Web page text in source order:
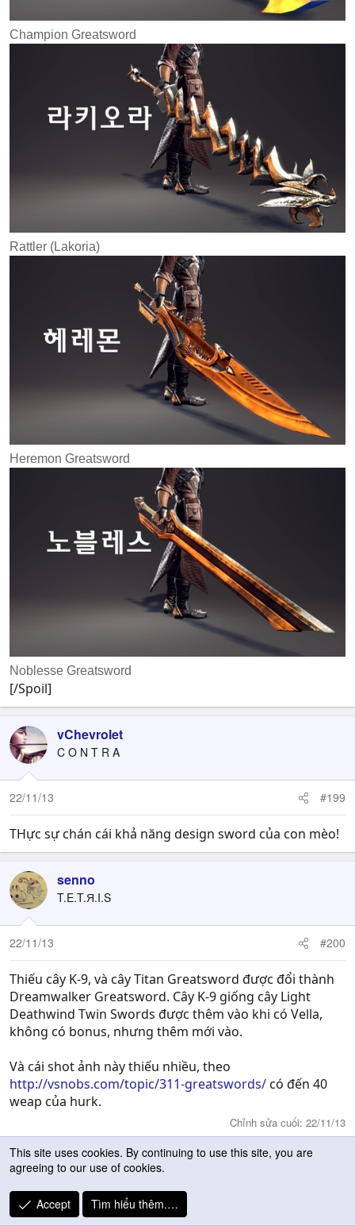
Champion Greatsword
Rattler (Lakoria)
Heremon Greatsword
Noblesse Greatsword
[/Spoil]
vChevrolet
C O N T R A
22/11/13 #199
THực sự chán cái khả năng design sword của con mèo!
senno
T.E.T.Я.I.S
22/11/13 #200
Thiếu cây K-9, và cây Titan Greatsword được đổi thành
Dreamwalker Greatsword. Cây K-9 giống cây Light
Deathwind Twin Swords được thêm vào khi có Vella,
không có bonus, nhưng thêm mới vào.
Và cái shot ảnh này thiếu nhiều, theo
http://vsnobs.com/topic/311-greatswords/có đến 40
weap của hurk.
Chỉnh sửa cuối: 22/11/13
Trước 1 … Tiếp
Không mở trả lời sau này.
This site uses cookies. By continuing to use this site, you are
agreeing to our use of cookies.
Accept Tìm hiểu thêm.…